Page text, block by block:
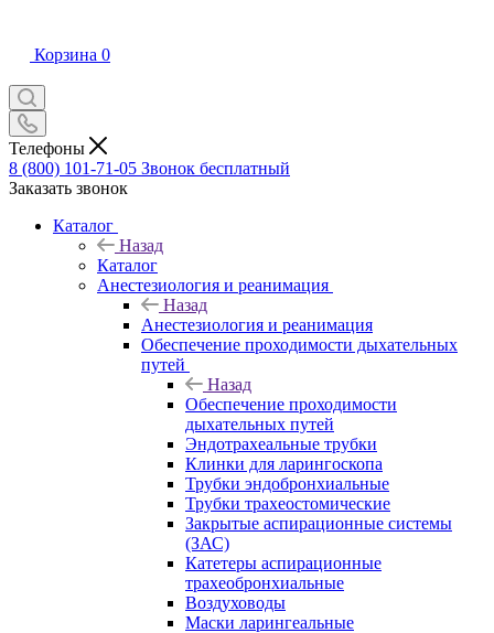
Корзина 0
Телефоны
8 (800) 101-71-05 Звонок бесплатный
Заказать звонок
Каталог
Назад
Каталог
Анестезиология и реанимация
Назад
Анестезиология и реанимация
Обеспечение проходимости дыхательных
путей
Назад
Обеспечение проходимости
дыхательных путей
Эндотрахеальные трубки
Клинки для ларингоскопа
Трубки эндобронхиальные
Трубки трахеостомические
Закрытые аспирационные системы
(ЗАС)
Катетеры аспирационные
трахеобронхиальные
Воздуховоды
Маски ларингеальные